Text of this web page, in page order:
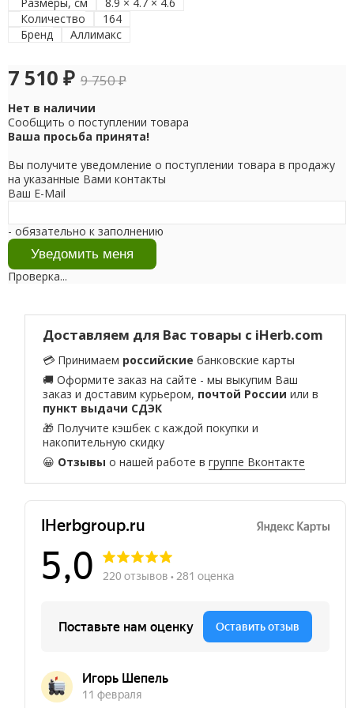
Размеры, см
8.9 × 4.7 × 4.6
Количество
164
Бренд
Аллимакс
7 510 ₽ 9 750₽
Нет в наличии
Сообщить о поступлении товара
Ваша просьба принята!
Вы получите уведомление о поступлении товара в продажу
на указанные Вами контакты
Ваш E-Mail
- обязательно к заполнению
Проверка...
Доставляем для Вас товары с iHerb.com
💳 Принимаем российские банковские карты
🚚 Оформите заказ на сайте - мы выкупим Ваш
заказ и доставим курьером, почтой России или в
пункт выдачи СДЭК
🎁 Получите кэшбек с каждой покупки и
накопительную скидку
😀 Отзывы о нашей работе вгруппе Вконтакте